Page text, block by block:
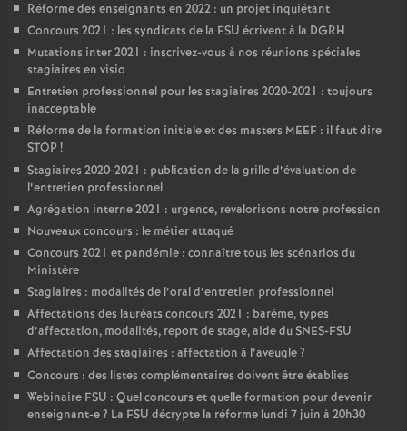
Réforme des enseignants en 2022 : un projet inquiétant
Concours 2021 : les syndicats de la FSU écrivent à la DGRH
Mutations inter 2021 : inscrivez-vous à nos réunions spéciales
stagiaires en visio
Entretien professionnel pour les stagiaires 2020-2021 : toujours
inacceptable
Réforme de la formation initiale et des masters MEEF : il faut dire
STOP!
Stagiaires 2020-2021 : publication de la grille d’évaluation de
l’entretien professionnel
Agrégation interne 2021 : urgence, revalorisons notre profession
Nouveaux concours : le métier attaqué
Concours 2021 et pandémie : connaître tous les scénarios du
Ministère
Stagiaires : modalités de l’oral d’entretien professionnel
Affectations des lauréats concours 2021 : barème, types
d’affectation, modalités, report de stage, aide du SNES-FSU
Affectation des stagiaires : affectation à l’aveugle?
Concours : des listes complémentaires doivent être établies
Webinaire FSU : Quel concours et quelle formation pour devenir
enseignant-e? La FSU décrypte la réforme lundi 7 juin à 20h30